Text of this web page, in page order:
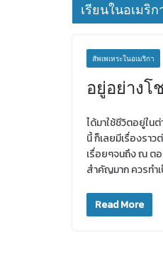
เรียนในอเมริก
สัพเพเหระในอเมริกา
อยู่อย่างโ
ได้มาใช้ชีวิตอยู่ใน
นี้ ก็เลยมีเรื่องรา
เรื่อยๆจนถึง ณ ตอ
สำคัญมาก ควรทำ
Read More